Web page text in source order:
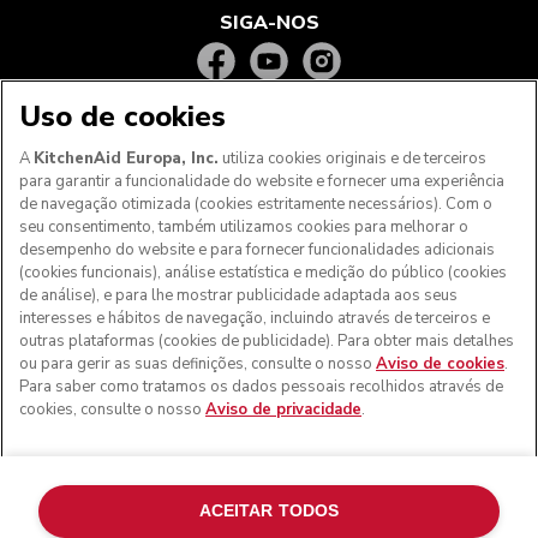
SIGA-NOS
Aos clientes nos Açores, Madeira e outros territórios
portugueses: Por favor, contacte a nossa equipa de Apoio
ao Cliente para efetuar a sua encomenda, de forma a
podermos fornecer os custos de envio exatos e aplicar a
taxa de IVA correta
nos EUA e noutros locais.
Uso de cookies
A KitchenAid Europa, Inc. utiliza cookies originais e de terceiros
para garantir a funcionalidade do website e fornecer uma experiência
de navegação otimizada (cookies estritamente necessários). Com o
seu consentimento, também utilizamos cookies para melhorar o
desempenho do website e para fornecer funcionalidades adicionais
(cookies funcionais), análise estatística e medição do público (cookies
de análise), e para lhe mostrar publicidade adaptada aos seus
interesses e hábitos de navegação, incluindo através de terceiros e
outras plataformas (cookies de publicidade). Para obter mais detalhes
ou para gerir as suas definições, consulte o nosso Aviso de cookies.
Para saber como tratamos os dados pessoais recolhidos através de
cookies, consulte o nosso Aviso de privacidade.
ACEITAR TODOS